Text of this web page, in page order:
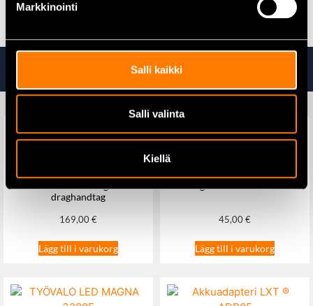
Markkinointi
Salli kaikki
Salli valinta
Kiellä
Ta även en titt på
Bränsletank 53L (MEG35290) –
draghandtag
169,00€
Lägg till i varukorg
Arbetslampa Led Osram
45,00€
Lägg till i varukorg